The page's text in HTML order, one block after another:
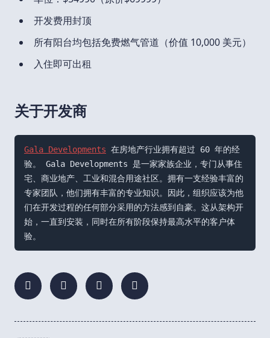
开发费用封顶
所有阳台均包括免费燃气管道（价值 10,000 美元）
入住即可出租
关于开发商
Gala Developments 在房地产行业拥有超过 60 年的经
验。 Gala Developments 是一家家族企业，专门从事住
宅、商业地产、工业和混合用途社区。拥有一支经验丰富的
专家团队，他们拥有丰富的专业知识。因此，组织应该为他
们在开发过程的任何部分采用的方法感到自豪。这从架构开
始，一直到安装，同时在所有阶段保持最高水平的客户体
验。